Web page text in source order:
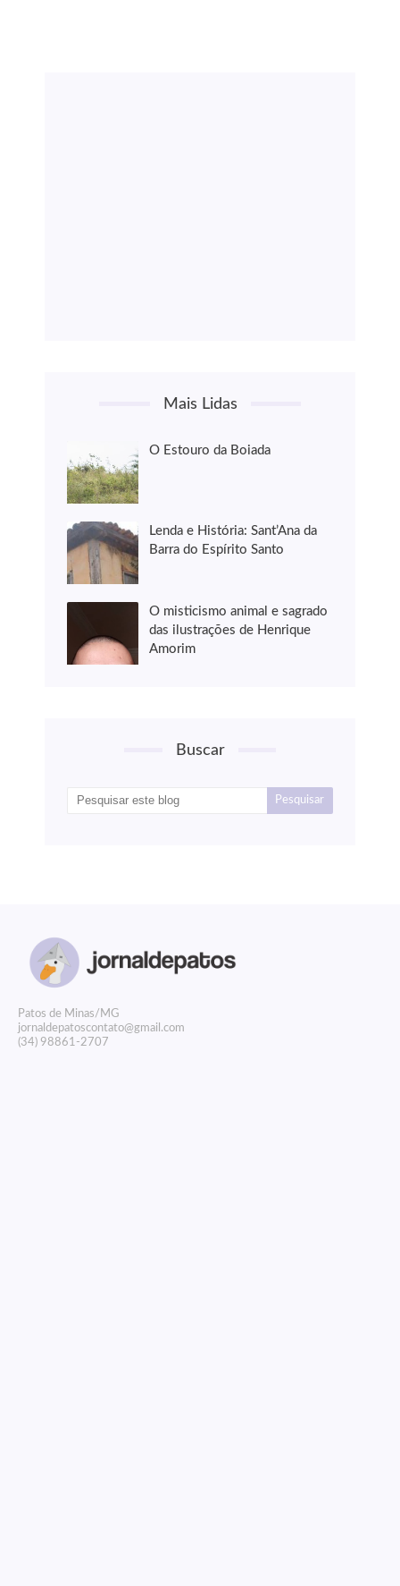
Mais Lidas
O Estouro da Boiada
Lenda e História: Sant’Ana da
Barra do Espírito Santo
O misticismo animal e sagrado
das ilustrações de Henrique
Amorim
Buscar
Patos de Minas/MG
jornaldepatoscontato@gmail.com
(34) 98861-2707